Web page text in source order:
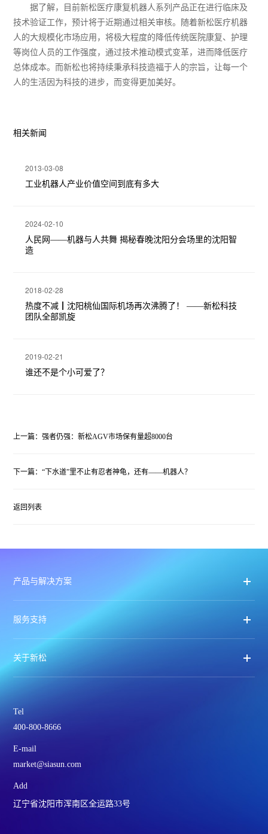
据了解，目前新松医疗康复机器人系列产品正在进行临床及
技术验证工作，预计将于近期通过相关审核。随着新松医疗机器
人的大规模化市场应用，将极大程度的降低传统医院康复、护理
等岗位人员的工作强度，通过技术推动模式变革，进而降低医疗
总体成本。而新松也将持续秉承科技造福于人的宗旨，让每一个
人的生活因为科技的进步，而变得更加美好。
相关新闻
2013-03-08
工业机器人产业价值空间到底有多大
2024-02-10
人民网——机器与人共舞 揭秘春晚沈阳分会场里的沈阳智
造
2018-02-28
热度不减┃沈阳桃仙国际机场再次沸腾了！ ——新松科技
团队全部凯旋
2019-02-21
谁还不是个小可爱了？
上一篇：强者仍强：新松AGV市场保有量超8000台
下一篇：“下水道”里不止有忍者神龟，还有——机器人？
返回列表
产品与解决方案
服务支持
关于新松
Tel
400-800-8666
E-mail
market@siasun.com
Add
辽宁省沈阳市浑南区全运路33号